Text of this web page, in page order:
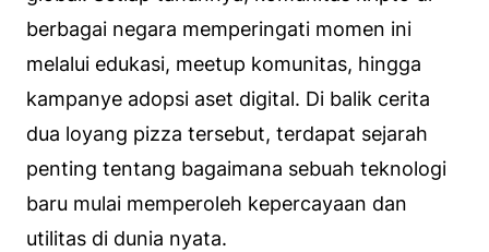
berbagai negara memperingati momen ini
melalui edukasi, meetup komunitas, hingga
kampanye adopsi aset digital. Di balik cerita
dua loyang pizza tersebut, terdapat sejarah
penting tentang bagaimana sebuah teknologi
baru mulai memperoleh kepercayaan dan
utilitas di dunia nyata.